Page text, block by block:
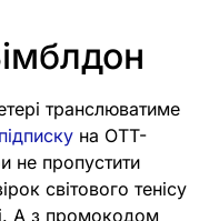
транслюватиме
на OTT-
не пропустити
світового тенісу
А з промокодом